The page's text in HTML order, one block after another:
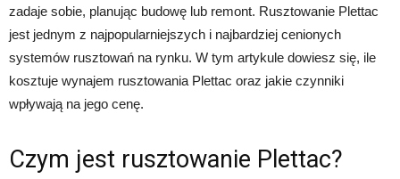
zadaje sobie, planując budowę lub remont. Rusztowanie Plettac
jest jednym z najpopularniejszych i najbardziej cenionych
systemów rusztowań na rynku. W tym artykule dowiesz się, ile
kosztuje wynajem rusztowania Plettac oraz jakie czynniki
wpływają na jego cenę.
Czym jest rusztowanie Plettac?